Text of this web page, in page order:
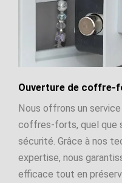
Ouverture de coffre-
Nous offrons un
coffres-forts, quel que
sécurité. Grâce à nos
expertise, nous
efficace tout en